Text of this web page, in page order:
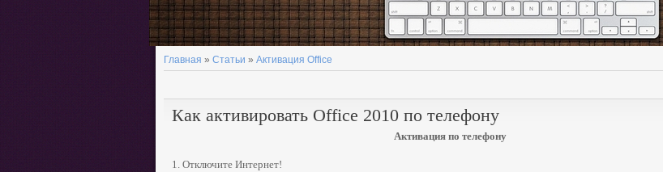
Главная » Статьи » Активация Office
Как активировать Office 2010 по телефону
Активация по телефону
1. Отключите Интернет!